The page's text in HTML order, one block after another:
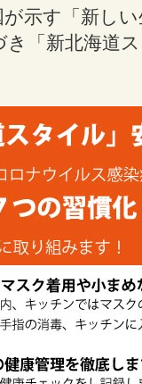
示す「新し
「新北海道